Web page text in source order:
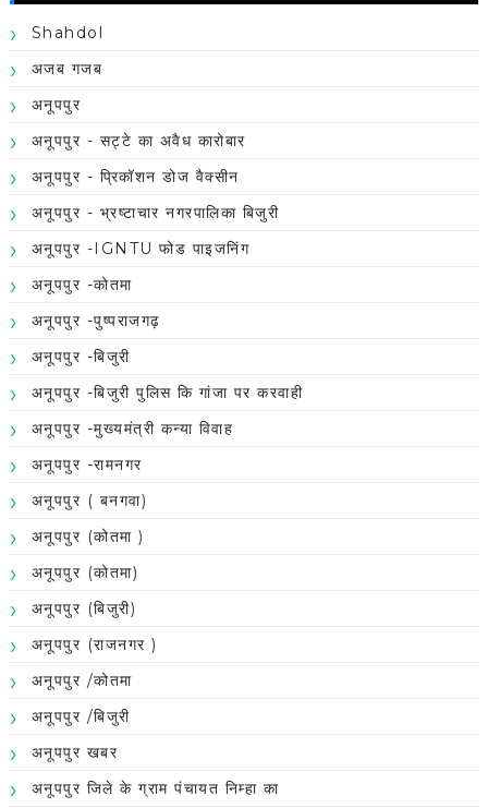
Shahdol
अजब गजब
अनूपपुर
अनूपपुर - सट्टे का अवैध कारोबार
अनूपपुर - प्रिकॉशन डोज वैक्सीन
अनूपपुर - भ्रष्टाचार नगरपालिका बिजुरी
अनूपपुर -IGNTU फोड पाइजनिंग
अनूपपुर -कोतमा
अनूपपुर -पुष्पराजगढ़
अनूपपुर -बिजुरी
अनूपपुर -बिजुरी पुलिस कि गांजा पर करवाही
अनूपपुर -मुख्यमंत्री कन्या विवाह
अनूपपुर -रामनगर
अनूपपुर ( बनगवा)
अनूपपुर (कोतमा )
अनूपपुर (कोतमा)
अनूपपुर (बिजुरी)
अनूपपुर (राजनगर )
अनूपपुर /कोतमा
अनूपपुर /बिजुरी
अनूपपुर खबर
अनूपपुर जिले के ग्राम पंचायत निम्हा का